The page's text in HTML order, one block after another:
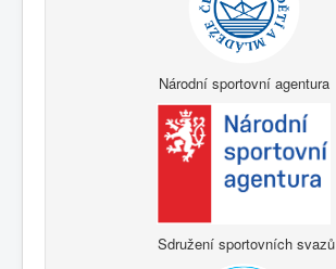
Národní sportovní agentura
Sdružení sportovních svazů